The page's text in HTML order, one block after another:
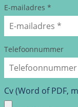
E-mailadres *
Telefoonnummer
Cv (Word of PDF,